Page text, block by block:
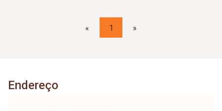
« 1 »
Endereço